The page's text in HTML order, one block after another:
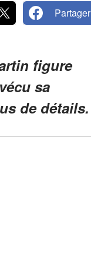
Partager
figure
sa
de détails.